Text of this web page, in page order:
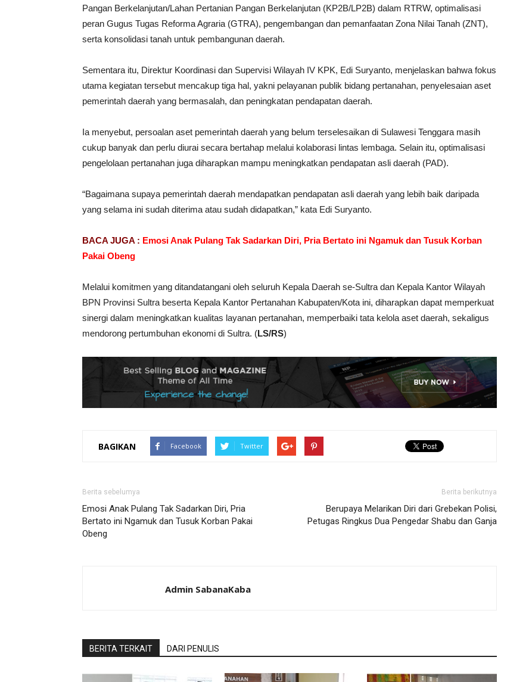
Pangan Berkelanjutan/Lahan Pertanian Pangan Berkelanjutan (KP2B/LP2B) dalam RTRW, optimalisasi
peran Gugus Tugas Reforma Agraria (GTRA), pengembangan dan pemanfaatan Zona Nilai Tanah (ZNT),
serta konsolidasi tanah untuk pembangunan daerah.
Sementara itu, Direktur Koordinasi dan Supervisi Wilayah IV KPK, Edi Suryanto, menjelaskan bahwa fokus
utama kegiatan tersebut mencakup tiga hal, yakni pelayanan publik bidang pertanahan, penyelesaian aset
pemerintah daerah yang bermasalah, dan peningkatan pendapatan daerah.
Ia menyebut, persoalan aset pemerintah daerah yang belum terselesaikan di Sulawesi Tenggara masih
cukup banyak dan perlu diurai secara bertahap melalui kolaborasi lintas lembaga. Selain itu, optimalisasi
pengelolaan pertanahan juga diharapkan mampu meningkatkan pendapatan asli daerah (PAD).
“Bagaimana supaya pemerintah daerah mendapatkan pendapatan asli daerah yang lebih baik daripada
yang selama ini sudah diterima atau sudah didapatkan,” kata Edi Suryanto.
BACA JUGA : Emosi Anak Pulang Tak Sadarkan Diri, Pria Bertato ini Ngamuk dan Tusuk Korban
Pakai Obeng
Melalui komitmen yang ditandatangani oleh seluruh Kepala Daerah se-Sultra dan Kepala Kantor Wilayah
BPN Provinsi Sultra beserta Kepala Kantor Pertanahan Kabupaten/Kota ini, diharapkan dapat memperkuat
sinergi dalam meningkatkan kualitas layanan pertanahan, memperbaiki tata kelola aset daerah, sekaligus
mendorong pertumbuhan ekonomi di Sultra. (LS/RS)
BAGIKAN Facebook Twitter
Berita sebelumya
Emosi Anak Pulang Tak Sadarkan Diri, Pria
Bertato ini Ngamuk dan Tusuk Korban Pakai
Obeng
Berita berikutnya
Berupaya Melarikan Diri dari Grebekan Polisi,
Petugas Ringkus Dua Pengedar Shabu dan Ganja
Admin SabanaKaba
BERITA TERKAIT DARI PENULIS